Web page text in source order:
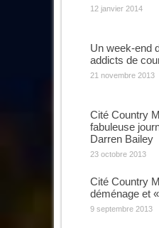
12 janvier 2014
Un week-end
addicts de
21 novembre 2013
Cité Country
fabuleuse
Darren Bailey
23 octobre 2013
Cité Country
déménage et
9 septembre 2013